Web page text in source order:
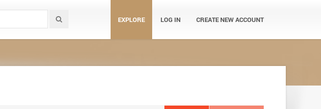
EXPLORE LOG IN CREATE NEW ACCOUNT